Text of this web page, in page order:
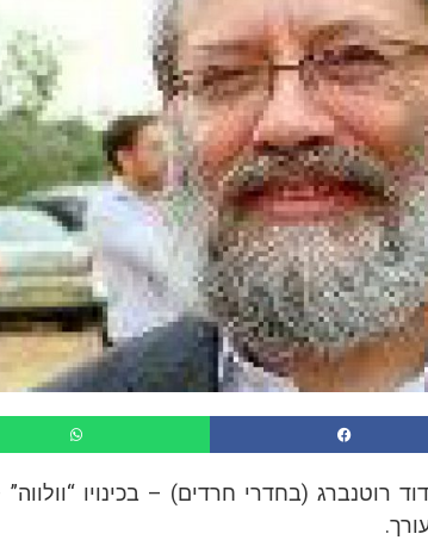
רוטנברג (בחדרי חרדים) – בכינויו